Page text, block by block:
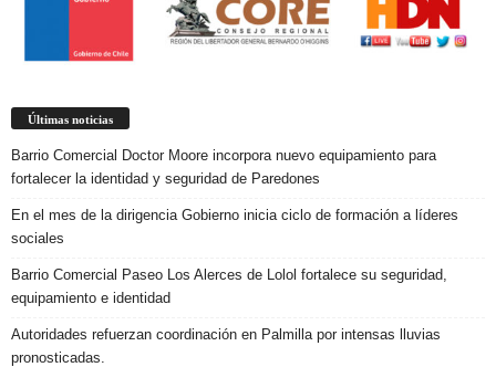
Últimas noticias
Barrio Comercial Doctor Moore incorpora nuevo equipamiento para
fortalecer la identidad y seguridad de Paredones
En el mes de la dirigencia Gobierno inicia ciclo de formación a líderes
sociales
Barrio Comercial Paseo Los Alerces de Lolol fortalece su seguridad,
equipamiento e identidad
Autoridades refuerzan coordinación en Palmilla por intensas lluvias
pronosticadas.